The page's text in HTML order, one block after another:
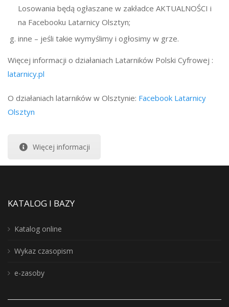
Losowania będą ogłaszane w zakładce AKTUALNOŚCI i
na Facebooku Latarnicy Olsztyn;
inne – jeśli takie wymyślimy i ogłosimy w grze.
Więcej informacji o działaniach Latarników Polski Cyfrowej :
latarnicy.pl
O działaniach latarników w Olsztynie: Facebook Latarnicy
Olsztyn
Więcej informacji
KATALOG I BAZY
Katalog online
Wykaz czasopism
e-zasoby